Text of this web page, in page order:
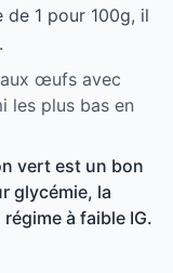
de 1 pour 100g, il
œufs avec
les plus bas en
vert est un bon
glycémie, la
à faible IG.